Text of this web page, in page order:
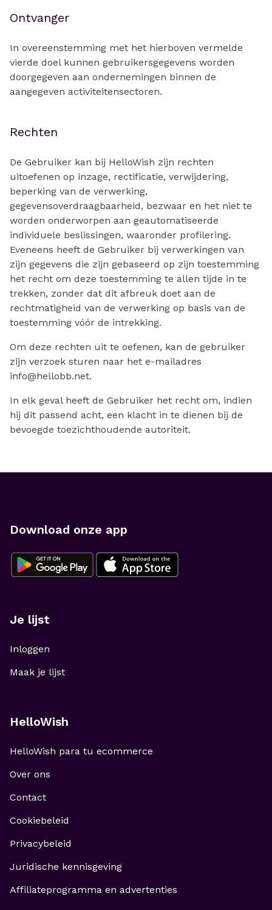
Ontvanger
In overeenstemming met het hierboven vermelde
vierde doel kunnen gebruikersgegevens worden
doorgegeven aan ondernemingen binnen de
aangegeven activiteitensectoren.
Rechten
De Gebruiker kan bij HelloWish zijn rechten
uitoefenen op inzage, rectificatie, verwijdering,
beperking van de verwerking,
gegevensoverdraagbaarheid, bezwaar en het niet te
worden onderworpen aan geautomatiseerde
individuele beslissingen, waaronder profilering.
Eveneens heeft de Gebruiker bij verwerkingen van
zijn gegevens die zijn gebaseerd op zijn toestemming
het recht om deze toestemming te allen tijde in te
trekken, zonder dat dit afbreuk doet aan de
rechtmatigheid van de verwerking op basis van de
toestemming vóór de intrekking.
Om deze rechten uit te oefenen, kan de gebruiker
zijn verzoek sturen naar het e-mailadres
info@hellobb.net.
In elk geval heeft de Gebruiker het recht om, indien
hij dit passend acht, een klacht in te dienen bij de
bevoegde toezichthoudende autoriteit.
Download onze app
Je lijst
Inloggen
Maak je lijst
HelloWish
HelloWish para tu ecommerce
Over ons
Contact
Cookiebeleid
Privacybeleid
Juridische kennisgeving
Affiliateprogramma en advertenties